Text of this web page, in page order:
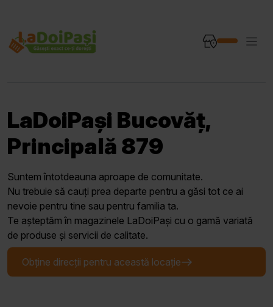
LaDoiPași Bucovăț,
Principală 879
Suntem întotdeauna aproape de comunitate.
Nu trebuie să cauți prea departe pentru a găsi tot ce ai
nevoie pentru tine sau pentru familia ta.
Te așteptăm în magazinele LaDoiPași cu o gamă variată
de produse și servicii de calitate.
Obține direcții pentru această locație